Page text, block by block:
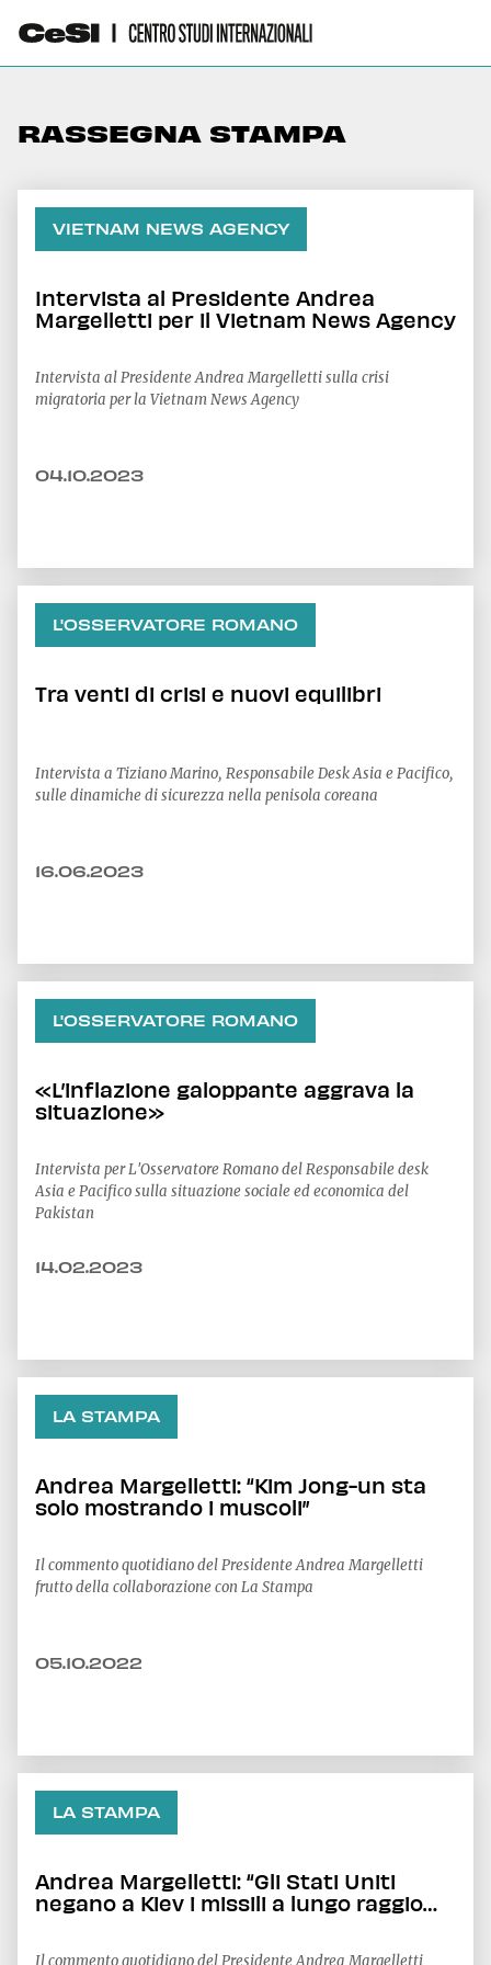
RASSEGNA STAMPA
VIETNAM NEWS AGENCY
Intervista al Presidente Andrea
Margelletti per il Vietnam News Agency
Intervista al Presidente Andrea Margelletti sulla crisi
migratoria per la Vietnam News Agency
04.10.2023
L'OSSERVATORE ROMANO
Tra venti di crisi e nuovi equilibri
Intervista a Tiziano Marino, Responsabile Desk Asia e Pacifico,
sulle dinamiche di sicurezza nella penisola coreana
16.06.2023
L'OSSERVATORE ROMANO
«L’inflazione galoppante aggrava la
situazione»
Intervista per L'Osservatore Romano del Responsabile desk
Asia e Pacifico sulla situazione sociale ed economica del
Pakistan
14.02.2023
LA STAMPA
Andrea Margelletti: “Kim Jong-un sta
solo mostrando i muscoli”
Il commento quotidiano del Presidente Andrea Margelletti
frutto della collaborazione con La Stampa
05.10.2022
LA STAMPA
Andrea Margelletti: “Gli Stati Uniti
negano a Kiev i missili a lungo raggio
missione speciale in guerra vera”
Il commento quotidiano del Presidente Andrea Margelletti